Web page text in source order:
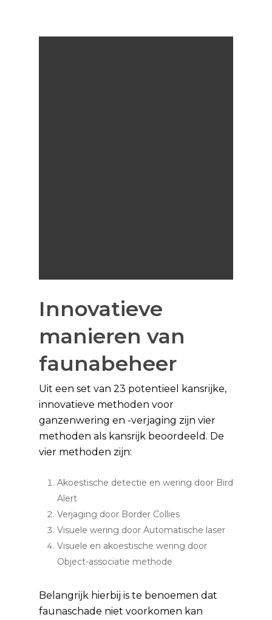
Innovatieve
manieren van
faunabeheer
Uit een set van 23 potentieel kansrijke,
innovatieve methoden voor
ganzenwering en -verjaging zijn vier
methoden als kansrijk beoordeeld. De
vier methoden zijn:
Akoestische detectie en wering door Bird
Alert
Verjaging door Border Collies
Visuele wering door Automatische laser
Visuele en akoestische wering door
Object-associatie methode
Belangrijk hierbij is te benoemen dat
faunaschade niet voorkomen kan